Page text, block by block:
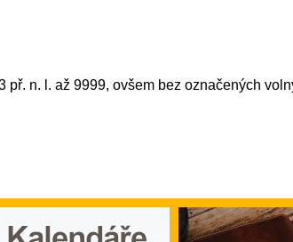
př. n. l. až 9999, ovšem bez označených